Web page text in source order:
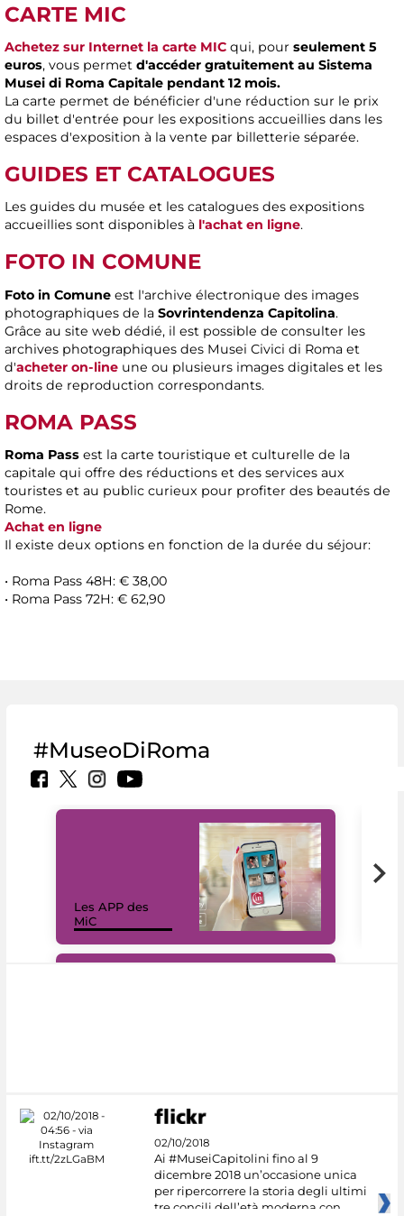
CARTE MIC
Achetez sur Internet la carte MIC qui, pour seulement 5
euros, vous permet d'accéder gratuitement au Sistema
Musei di Roma Capitale pendant 12 mois.
La carte permet de bénéficier d'une réduction sur le prix
du billet d'entrée pour les expositions accueillies dans les
espaces d'exposition à la vente par billetterie séparée.
GUIDES ET CATALOGUES
Les guides du musée et les catalogues des expositions
accueillies sont disponibles à l'achat en ligne.
FOTO IN COMUNE
Foto in Comune est l'archive électronique des images
photographiques de la Sovrintendenza Capitolina.
Grâce au site web dédié, il est possible de consulter les
archives photographiques des Musei Civici di Roma et
d'acheter on-line une ou plusieurs images digitales et les
droits de reproduction correspondants.
ROMA PASS
Roma Pass est la carte touristique et culturelle de la
capitale qui offre des réductions et des services aux
touristes et au public curieux pour profiter des beautés de
Rome.
Achat en ligne
Il existe deux options en fonction de la durée du séjour:
• Roma Pass 48H: € 38,00
• Roma Pass 72H: € 62,90
#MuseoDiRoma
Les APP des
MiC
02/10/2018
Ai #MuseiCapitolini fino al 9
dicembre 2018 un’occasione unica
per ripercorrere la storia degli ultimi
tre concili dell’età moderna con